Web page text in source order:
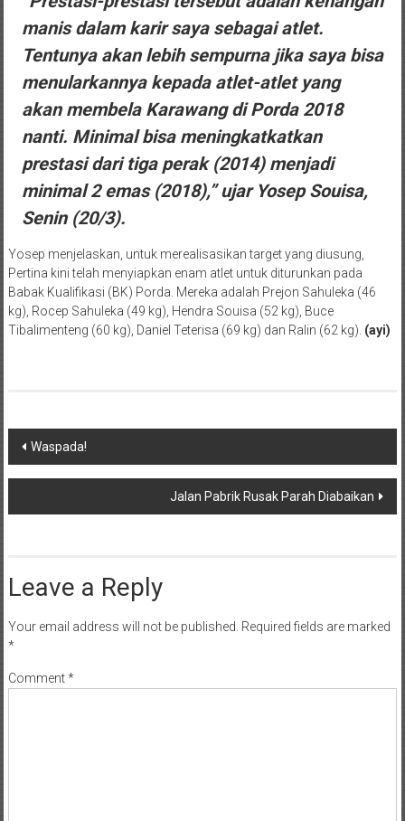
manis dalam karir saya sebagai atlet.
Tentunya akan lebih sempurna jika saya bisa
menularkannya kepada atlet-atlet yang
akan membela Karawang di Porda 2018
nanti. Minimal bisa meningkatkatkan
prestasi dari tiga perak (2014) menjadi
minimal 2 emas (2018),” ujar Yosep Souisa,
Senin (20/3).
Yosep menjelaskan, untuk merealisasikan target yang diusung,
Pertina kini telah menyiapkan enam atlet untuk diturunkan pada
Babak Kualifikasi (BK) Porda. Mereka adalah Prejon Sahuleka (46
kg), Rocep Sahuleka (49 kg), Hendra Souisa (52 kg), Buce
Tibalimenteng (60 kg), Daniel Teterisa (69 kg) dan Ralin (62 kg). (ayi)
Post
navigation
Waspada!
Jalan Pabrik Rusak Parah Diabaikan
Leave a Reply
Your email address will not be published. Required fields are marked
*
Comment*